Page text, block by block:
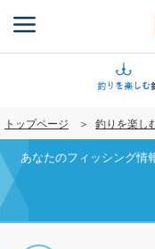
ン
に
移
動
釣りを楽しむ
トップページ 釣りを楽し
あなたのフィッシング情